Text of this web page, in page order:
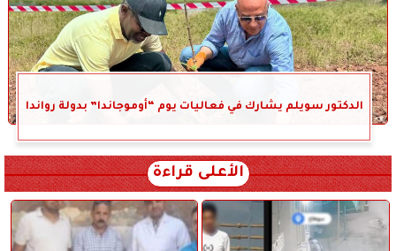
الدكتور سويلم يشارك في فعاليات يوم “أوموجاندا” بدولة رواندا
الأعلى قراءة